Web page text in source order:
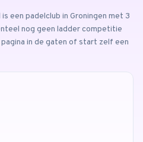
is een padelclub in Groningen met 3
nog geen ladder competitie
in de gaten of start zelf een